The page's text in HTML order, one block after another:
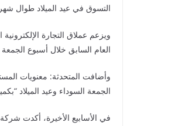
التسوق في عيد الميلاد طوال
العام السابق خلال أسبوع
وأضافت المتحدثة: معنويات
الجمعة السوداء وعيد الميلاد